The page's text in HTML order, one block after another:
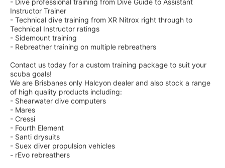
- Dive professional training from Dive Guide to Assistant
Instructor Trainer
- Technical dive training from XR Nitrox right through to
Technical Instructor ratings
- Sidemount training
- Rebreather training on multiple rebreathers
Contact us today for a custom training package to suit your
scuba goals!
We are Brisbanes only Halcyon dealer and also stock a range
of high quality products including:
- Shearwater dive computers
- Mares
- Cressi
- Fourth Element
- Santi drysuits
- Suex diver propulsion vehicles
- rEvo rebreathers